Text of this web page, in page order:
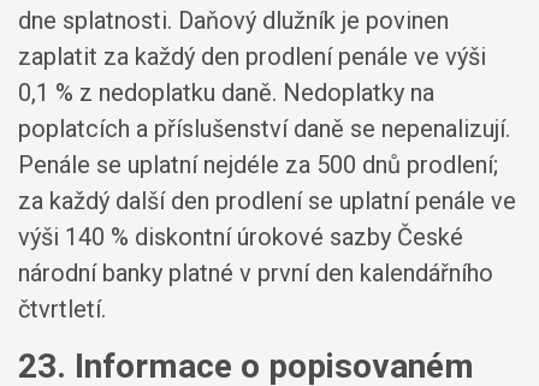
dne splatnosti. Daňový dlužník je povinen
zaplatit za každý den prodlení penále ve výši
0,1 % z nedoplatku daně. Nedoplatky na
poplatcích a příslušenství daně se nepenalizují.
Penále se uplatní nejdéle za 500 dnů prodlení;
za každý další den prodlení se uplatní penále ve
výši 140 % diskontní úrokové sazby České
národní banky platné v první den kalendářního
čtvrtletí.
23. Informace o popisovaném